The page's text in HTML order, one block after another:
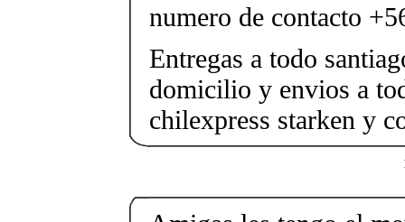
numero de contacto
Entregas a todo
domicilio y envios a
chilexpress starken y